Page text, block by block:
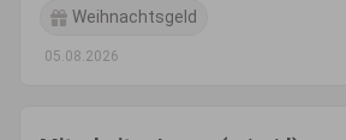
Weihnachtsgeld
05.08.2026